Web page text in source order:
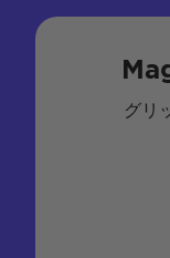
グリ